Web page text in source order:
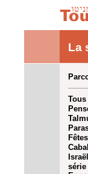
La
série